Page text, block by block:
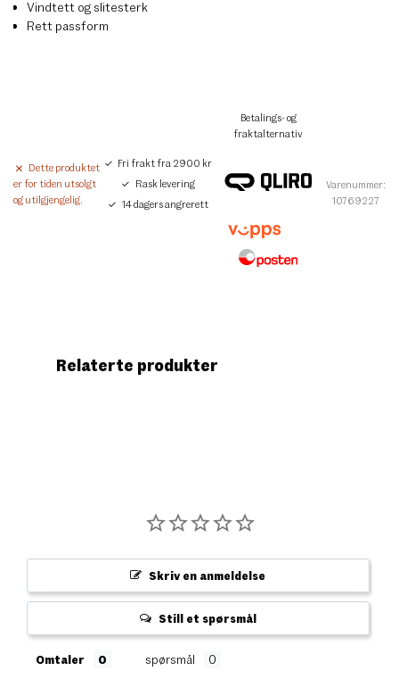
Vindtett og slitesterk
Rett passform
Dette produktet
er for tiden utsolgt
og utilgjengelig.
Fri frakt fra 2900 kr
Rask levering
14 dagers angrerett
Betalings- og
fraktalternativ
Varenummer:
10769227
Relaterte produkter
Skriv en anmeldelse
Still et spørsmål
Omtaler spørsmål